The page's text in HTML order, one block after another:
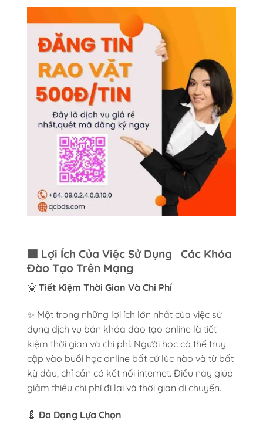
🟥 Lợi Ích Của Việc Sử Dụng Các Khóa
Đào Tạo Trên Mạng
🤗 Tiết Kiệm Thời Gian Và Chi Phí
✨ Một trong những lợi ích lớn nhất của việc sử
dụng dịch vụ bán khóa đào tạo online là tiết
kiệm thời gian và chi phí. Người học có thể truy
cập vào buổi học online bất cứ lúc nào và từ bất
kỳ đâu, chỉ cần có kết nối internet. Điều này giúp
giảm thiểu chi phí đi lại và thời gian di chuyển.
💈 Đa Dạng Lựa Chọn